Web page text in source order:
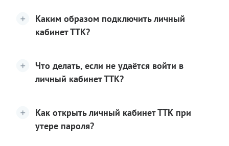
Каким образом подключить личный
кабинет ТТК?
Что делать, если не удаётся войти в
личный кабинет ТТК?
Как открыть личный кабинет ТТК при
утере пароля?